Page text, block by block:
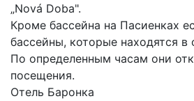
„Nová Doba".
Кроме бассейна на Пасиенках
бассейны, которые находятся в
По определенным часам они
посещения.
Отель Баронка